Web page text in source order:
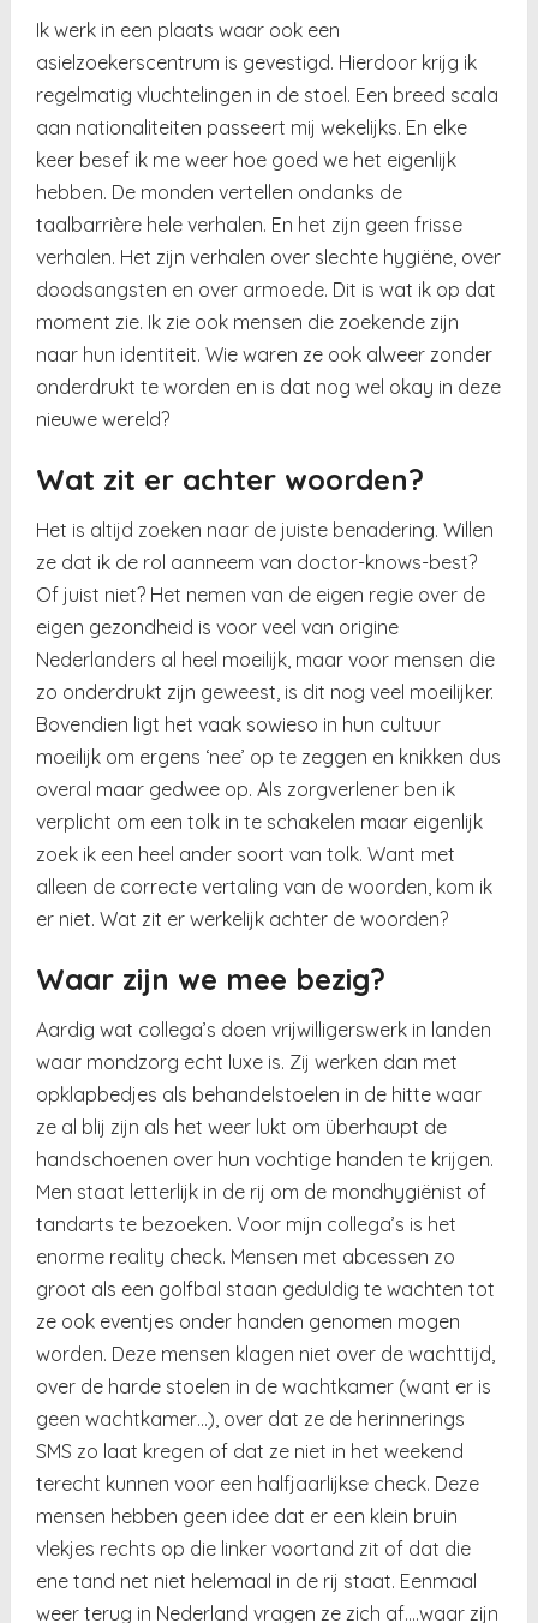
Ik werk in een plaats waar ook een
asielzoekerscentrum is gevestigd. Hierdoor krijg ik
regelmatig vluchtelingen in de stoel. Een breed scala
aan nationaliteiten passeert mij wekelijks. En elke
keer besef ik me weer hoe goed we het eigenlijk
hebben. De monden vertellen ondanks de
taalbarrière hele verhalen. En het zijn geen frisse
verhalen. Het zijn verhalen over slechte hygiëne, over
doodsangsten en over armoede. Dit is wat ik op dat
moment zie. Ik zie ook mensen die zoekende zijn
naar hun identiteit. Wie waren ze ook alweer zonder
onderdrukt te worden en is dat nog wel okay in deze
nieuwe wereld?
Wat zit er achter woorden?
Het is altijd zoeken naar de juiste benadering. Willen
ze dat ik de rol aanneem van doctor-knows-best?
Of juist niet? Het nemen van de eigen regie over de
eigen gezondheid is voor veel van origine
Nederlanders al heel moeilijk, maar voor mensen die
zo onderdrukt zijn geweest, is dit nog veel moeilijker.
Bovendien ligt het vaak sowieso in hun cultuur
moeilijk om ergens ‘nee’ op te zeggen en knikken dus
overal maar gedwee op. Als zorgverlener ben ik
verplicht om een tolk in te schakelen maar eigenlijk
zoek ik een heel ander soort van tolk. Want met
alleen de correcte vertaling van de woorden, kom ik
er niet. Wat zit er werkelijk achter de woorden?
Waar zijn we mee bezig?
Aardig wat collega’s doen vrijwilligerswerk in landen
waar mondzorg echt luxe is. Zij werken dan met
opklapbedjes als behandelstoelen in de hitte waar
ze al blij zijn als het weer lukt om überhaupt de
handschoenen over hun vochtige handen te krijgen.
Men staat letterlijk in de rij om de mondhygiënist of
tandarts te bezoeken. Voor mijn collega’s is het
enorme reality check. Mensen met abcessen zo
groot als een golfbal staan geduldig te wachten tot
ze ook eventjes onder handen genomen mogen
worden. Deze mensen klagen niet over de wachttijd,
over de harde stoelen in de wachtkamer (want er is
geen wachtkamer…), over dat ze de herinnerings
SMS zo laat kregen of dat ze niet in het weekend
terecht kunnen voor een halfjaarlijkse check. Deze
mensen hebben geen idee dat er een klein bruin
vlekjes rechts op die linker voortand zit of dat die
ene tand net niet helemaal in de rij staat. Eenmaal
weer terug in Nederland vragen ze zich af….waar zijn